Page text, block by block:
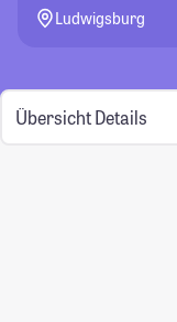
Ludwigsburg
Übersicht Details